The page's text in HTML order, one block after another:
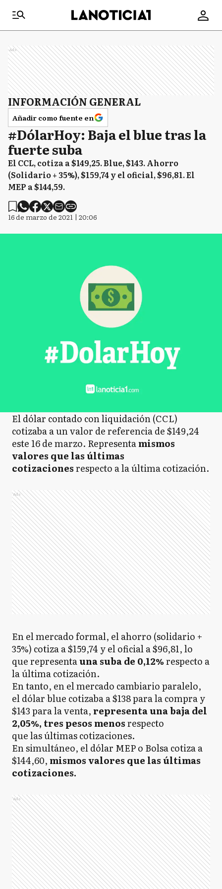
Ads
INFORMACIÓN GENERAL
Añadir como fuente en
#DólarHoy: Baja el blue tras la
fuerte suba
El CCL, cotiza a $149,25. Blue, $143. Ahorro
(Solidario + 35%), $159,74 y el oficial, $96,81. El
MEP a $144,59.
16 de marzo de 2021 | 20:06
El dólar contado con liquidación (CCL)
cotizaba a un valor de referencia de $149,24
este 16 de marzo. Representamismos
valores que las últimas
cotizacionesrespecto ala última cotización.
Ads
En el mercado formal, el ahorro (solidario +
35%) cotiza a $159,74 y el oficial a $96,81, lo
que representauna suba de 0,12%respecto a
la última cotización.
En tanto, en el mercado cambiario paralelo,
el dólar blue cotizaba a $138 para la compra y
$143 para la venta, representa una baja del
2,05%, tres pesos menosrespecto
quelas últimas cotizaciones.
En simultáneo, el dólar MEP o Bolsa cotiza a
$144,60, mismos valores que las últimas
cotizaciones.
Ads